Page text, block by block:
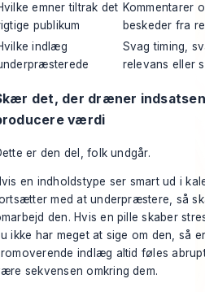
emner tiltrak det
publikum
Kommentarer
beskeder fra
indlæg
Svag timing,
relevans eller
det, der dræner
værdi
er den del, folk undgår.
en indholdstype ser smart ud i
med at underpræstere, så
den. Hvis en pille skaber
ikke har meget at sige om den, så
indlæg altid føles
sekvensen omkring dem.